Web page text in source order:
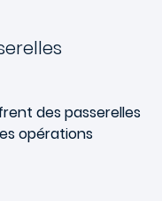
des passerelles
opérations